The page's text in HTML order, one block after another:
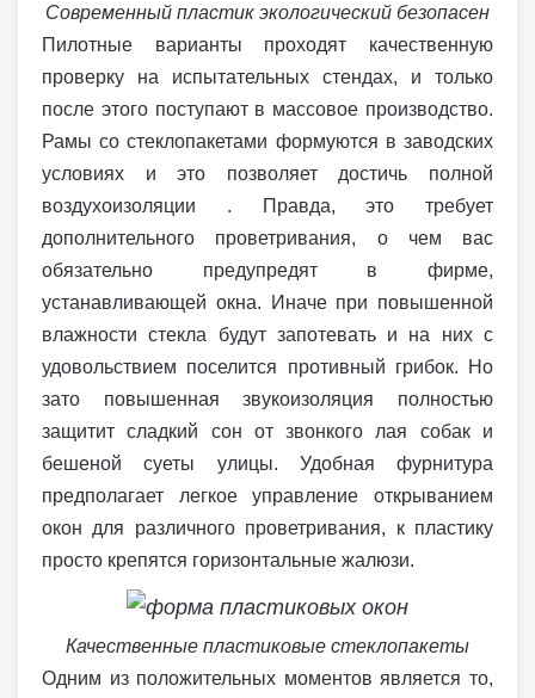
Современный пластик экологический безопасен
Пилотные варианты проходят качественную
проверку на испытательных стендах, и только
после этого поступают в массовое производство.
Рамы со стеклопакетами формуются в заводских
условиях и это позволяет достичь полной
воздухоизоляции . Правда, это требует
дополнительного проветривания, о чем вас
обязательно предупредят в фирме,
устанавливающей окна. Иначе при повышенной
влажности стекла будут запотевать и на них с
удовольствием поселится противный грибок. Но
зато повышенная звукоизоляция полностью
защитит сладкий сон от звонкого лая собак и
бешеной суеты улицы. Удобная фурнитура
предполагает легкое управление открыванием
окон для различного проветривания, к пластику
просто крепятся горизонтальные жалюзи.
Качественные пластиковые стеклопакеты
Одним из положительных моментов является то,